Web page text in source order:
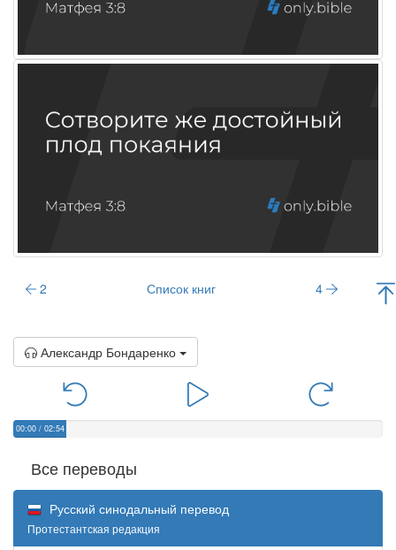
2 Список книг 4
Александр Бондаренко
00:00 / 02:54
Все переводы
Русский синодальный перевод
Протестантская редакция